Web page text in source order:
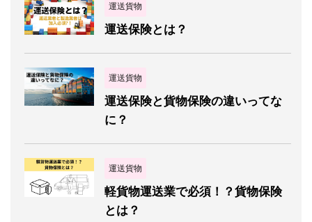
運送貨物
運送保険とは？
運送貨物
運送保険と貨物保険の違いってな
に？
運送貨物
軽貨物運送業で必須！？貨物保険
とは？